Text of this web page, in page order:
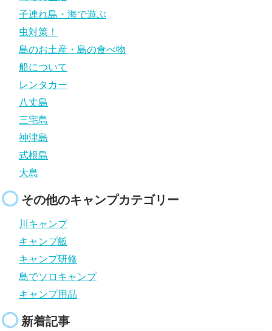
子連れ島・海で遊ぶ
虫対策！
島のお土産・島の食べ物
船について
レンタカー
八丈島
三宅島
神津島
式根島
大島
その他のキャンプカテゴリー
川キャンプ
キャンプ飯
キャンプ研修
島でソロキャンプ
キャンプ用品
新着記事